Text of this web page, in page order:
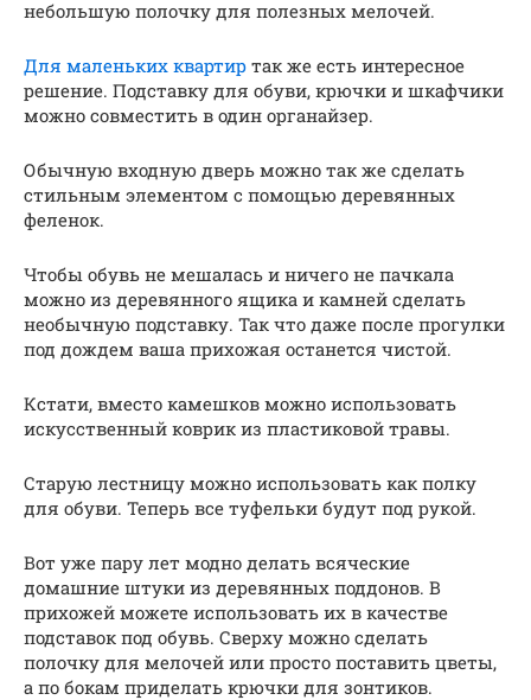
небольшую полочку для полезных мелочей.
Для маленьких квартир так же есть интересное
решение. Подставку для обуви, крючки и шкафчики
можно совместить в один органайзер.
Обычную входную дверь можно так же сделать
стильным элементом с помощью деревянных
феленок.
Чтобы обувь не мешалась и ничего не пачкала
можно из деревянного ящика и камней сделать
необычную подставку. Так что даже после прогулки
под дождем ваша прихожая останется чистой.
Кстати, вместо камешков можно использовать
искусственный коврик из пластиковой травы.
Старую лестницу можно использовать как полку
для обуви. Теперь все туфельки будут под рукой.
Вот уже пару лет модно делать всяческие
домашние штуки из деревянных поддонов. В
прихожей можете использовать их в качестве
подставок под обувь. Сверху можно сделать
полочку для мелочей или просто поставить цветы,
а по бокам приделать крючки для зонтиков.